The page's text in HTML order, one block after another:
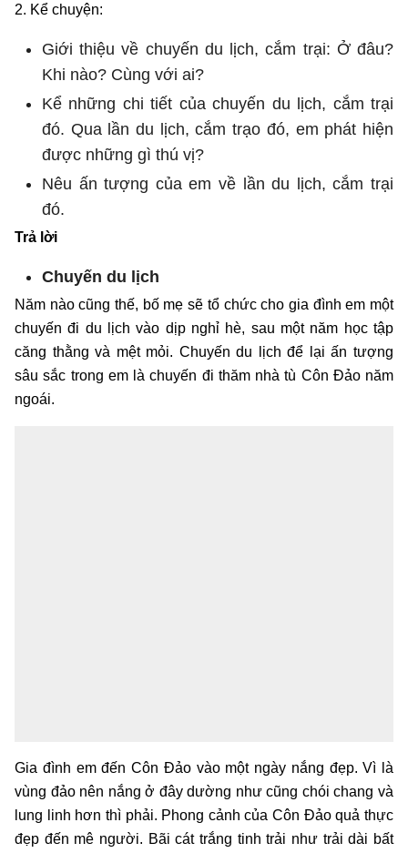
2. Kể chuyện:
Giới thiệu về chuyến du lịch, cắm trại: Ở đâu?
Khi nào? Cùng với ai?
Kể những chi tiết của chuyến du lịch, cắm trại
đó. Qua lần du lịch, cắm trạo đó, em phát hiện
được những gì thú vị?
Nêu ấn tượng của em về lần du lịch, cắm trại
đó.
Trả lời
Chuyến du lịch
Năm nào cũng thế, bố mẹ sẽ tổ chức cho gia đình em một
chuyến đi du lịch vào dịp nghỉ hè, sau một năm học tập
căng thằng và mệt mỏi. Chuyến du lịch để lại ấn tượng
sâu sắc trong em là chuyến đi thăm nhà tù Côn Đảo năm
ngoái.
Gia đình em đến Côn Đảo vào một ngày nắng đẹp. Vì là
vùng đảo nên nắng ở đây dường như cũng chói chang và
lung linh hơn thì phải. Phong cảnh của Côn Đảo quả thực
đẹp đến mê người. Bãi cát trắng tinh trải như trải dài bất